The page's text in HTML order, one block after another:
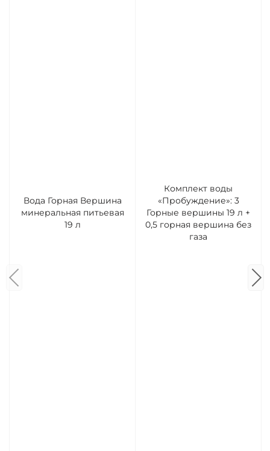
Вода Горная Вершина
минеральная питьевая
19 л
Комплект воды
«Пробуждение»: 3
Горные вершины 19 л +
0,5 горная вершина без
газа